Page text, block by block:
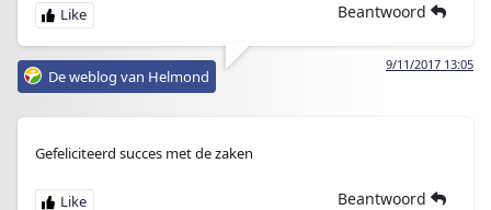
Beantwoord
9/11/2017 13:05
De weblog van Helmond
Gefeliciteerd succes met de zaken
Beantwoord